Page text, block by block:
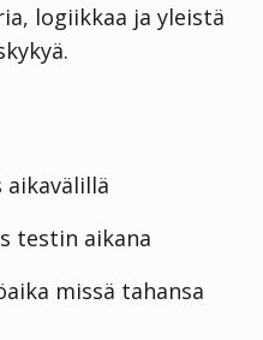
logiikkaa ja yleistä
testin aikana
missä tahansa